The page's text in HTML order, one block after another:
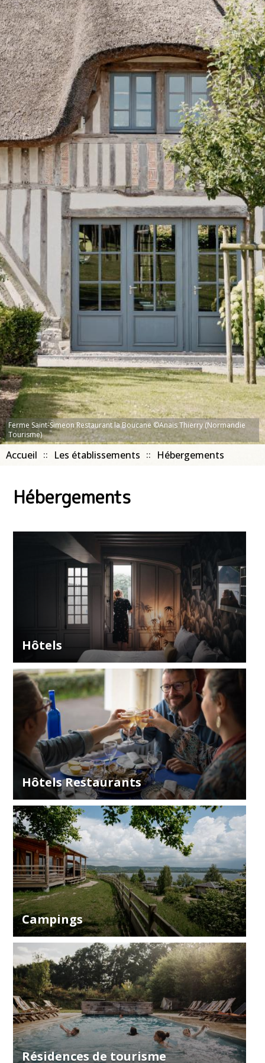
Ferme Saint-Simeon Restaurant la Boucane ©Anais Thierry (Normandie
Tourisme)
Accueil Les établissements Hébergements
Hébergements
Hôtels
Hôtels Restaurants
Campings
Résidences de tourisme